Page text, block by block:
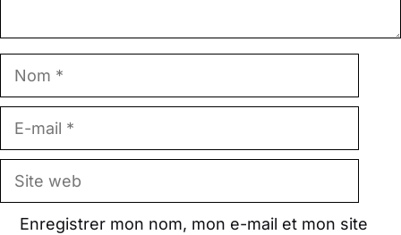
Nom
E-
Site
Enregistrer mon nom, mon e-mail et mon site